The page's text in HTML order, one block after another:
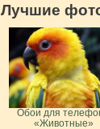
Лучшие
Обои для
«Животные»